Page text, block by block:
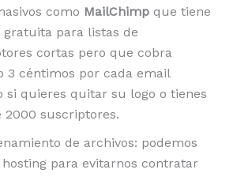
como MailChimpque tiene
gratuita para listas de
cortas pero que cobra
3 céntimos por cada email
si quieres quitar su logo o tienes
2000 suscriptores.
de archivos: podemos
para evitarnos contratar